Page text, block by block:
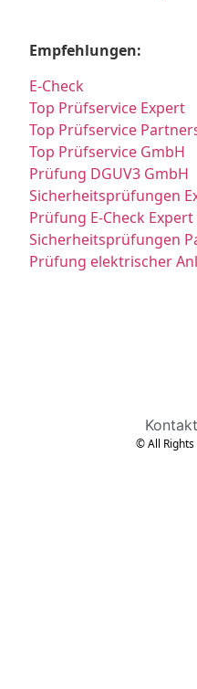
Empfehlungen:
E-Check
Top Prüfservice Expert
Top Prüfservice
Top Prüfservice GmbH
Prüfung DGUV3 GmbH
Sicherheitsprüfungen
Prüfung E-Check Expert
Sicherheitsprüfungen
Prüfung elektrischer
Kontakt
© All Rights